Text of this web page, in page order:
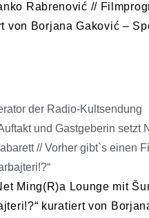
Rabrenović //
von Borjana Gaković –
der Radio-Kultsendung
und Gastgeberin setzt
// Vorher gibt`s einen
Ming(R)a Lounge mit
kuratiert von